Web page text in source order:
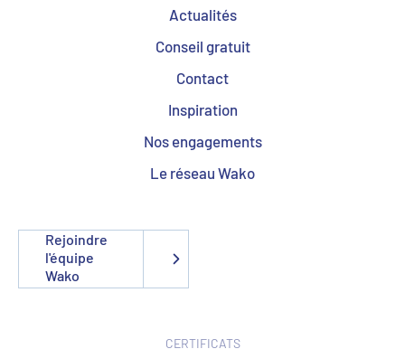
Actualités
Conseil gratuit
Contact
Inspiration
Nos engagements
Le réseau Wako
Rejoindre
l'équipe
Wako
CERTIFICATS